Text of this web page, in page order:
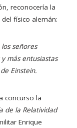
reconocería la
físico alemán:
señores
más entusiastas
Einstein.
concurso la
de la Relatividad
Enrique